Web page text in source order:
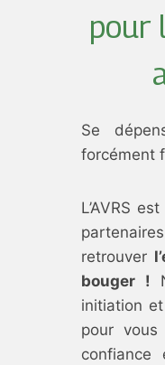
pour
Se
forcément
L’AVRS
retrouver
bouger!
initiation
pour
confiance